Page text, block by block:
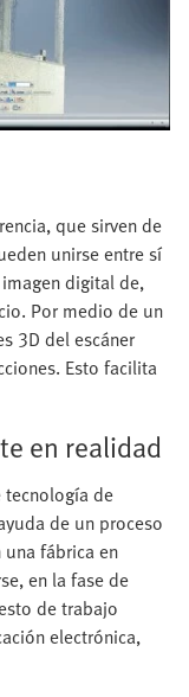
que sirven de
unirse entre sí
digital de,
Por medio de un
3D del escáner
Esto facilita
en realidad
tecnología de
de un proceso
fábrica en
en la fase de
de trabajo
electrónica,